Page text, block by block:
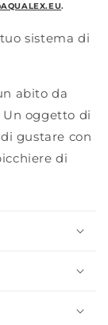
.
sistema di
abito da
Un oggetto di
gustare con
di